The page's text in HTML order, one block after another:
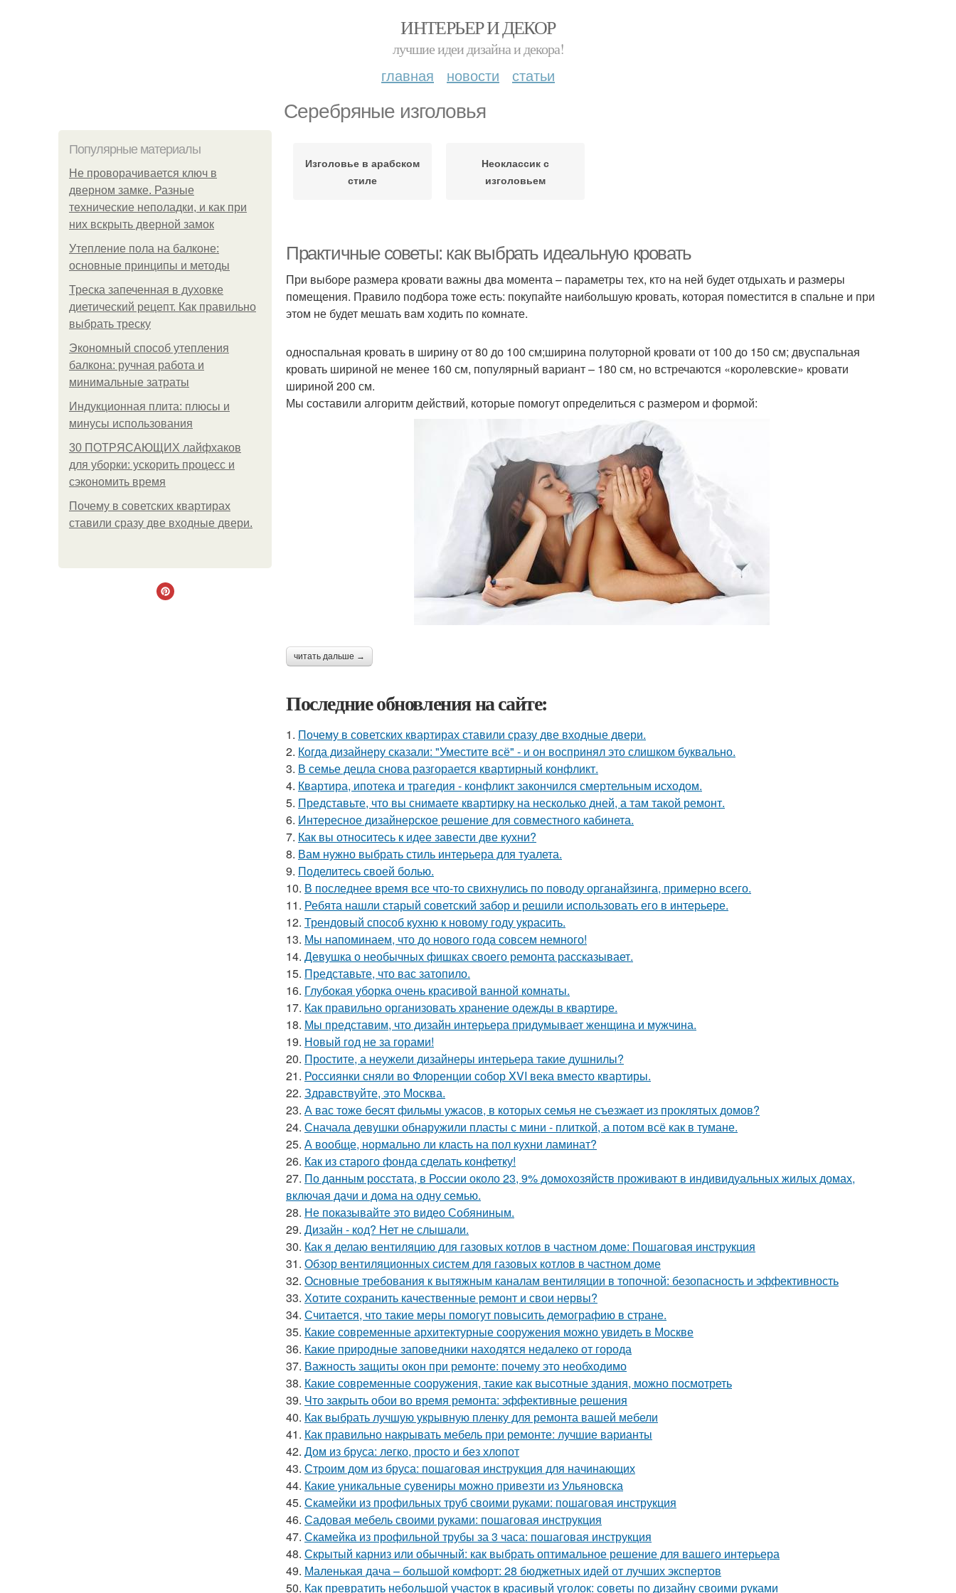
ИНТЕРЬЕР И ДЕКОР
лучшие идеи дизайна и декора!
главная новости статьи
Серебряные изголовья
Популярные материалы
Не проворачивается ключ в
дверном замке. Разные
технические неполадки, и как при
них вскрыть дверной замок
Утепление пола на балконе:
основные принципы и методы
Треска запеченная в духовке
диетический рецепт. Как правильно
выбрать треску
Экономный способ утепления
балкона: ручная работа и
минимальные затраты
Индукционная плита: плюсы и
минусы использования
30 ПОТРЯСАЮЩИХ лайфхаков
для уборки: ускорить процесс и
сэкономить время
Почему в советских квартирах
ставили сразу две входные двери.
Изголовье в арабском
стиле
Неоклассик с
изголовьем
Практичные советы: как выбрать идеальную кровать
При выборе размера кровати важны два момента – параметры тех, кто на ней будет отдыхать и размеры
помещения. Правило подбора тоже есть: покупайте наибольшую кровать, которая поместится в спальне и при
этом не будет мешать вам ходить по комнате.
односпальная кровать в ширину от 80 до 100 см;ширина полуторной кровати от 100 до 150 см; двуспальная
кровать шириной не менее 160 см, популярный вариант – 180 см, но встречаются «королевские» кровати
шириной 200 см.
Мы составили алгоритм действий, которые помогут определиться с размером и формой:
читать дальше →
Последние обновления на сайте:
1. Почему в советских квартирах ставили сразу две входные двери.
2. Когда дизайнеру сказали: "Уместите всё" - и он воспринял это слишком буквально.
3. В семье децла снова разгорается квартирный конфликт.
4. Квартира, ипотека и трагедия - конфликт закончился смертельным исходом.
5. Представьте, что вы снимаете квартирку на несколько дней, а там такой ремонт.
6. Интересное дизайнерское решение для совместного кабинета.
7. Как вы относитесь к идее завести две кухни?
8. Вам нужно выбрать стиль интерьера для туалета.
9. Поделитесь своей болью.
10. В последнее время все что-то свихнулись по поводу органайзинга, примерно всего.
11. Ребята нашли старый советский забор и решили использовать его в интерьере.
12. Трендовый способ кухню к новому году украсить.
13. Мы напоминаем, что до нового года совсем немного!
14. Девушка о необычных фишках своего ремонта рассказывает.
15. Представьте, что вас затопило.
16. Глубокая уборка очень красивой ванной комнаты.
17. Как правильно организовать хранение одежды в квартире.
18. Мы представим, что дизайн интерьера придумывает женщина и мужчина.
19. Новый год не за горами!
20. Простите, а неужели дизайнеры интерьера такие душнилы?
21. Россиянки сняли во Флоренции собор XVI века вместо квартиры.
22. Здравствуйте, это Москва.
23. А вас тоже бесят фильмы ужасов, в которых семья не съезжает из проклятых домов?
24. Сначала девушки обнаружили пласты с мини - плиткой, а потом всё как в тумане.
25. А вообще, нормально ли класть на пол кухни ламинат?
26. Как из старого фонда сделать конфетку!
27. По данным росстата, в России около 23, 9% домохозяйств проживают в индивидуальных жилых домах,
включая дачи и дома на одну семью.
28. Не показывайте это видео Собяниным.
29. Дизайн - код? Нет не слышали.
30. Как я делаю вентиляцию для газовых котлов в частном доме: Пошаговая инструкция
31. Обзор вентиляционных систем для газовых котлов в частном доме
32. Основные требования к вытяжным каналам вентиляции в топочной: безопасность и эффективность
33. Хотите сохранить качественные ремонт и свои нервы?
34. Считается, что такие меры помогут повысить демографию в стране.
35. Какие современные архитектурные сооружения можно увидеть в Москве
36. Какие природные заповедники находятся недалеко от города
37. Важность защиты окон при ремонте: почему это необходимо
38. Какие современные сооружения, такие как высотные здания, можно посмотреть
39. Что закрыть обои во время ремонта: эффективные решения
40. Как выбрать лучшую укрывную пленку для ремонта вашей мебели
41. Как правильно накрывать мебель при ремонте: лучшие варианты
42. Дом из бруса: легко, просто и без хлопот
43. Строим дом из бруса: пошаговая инструкция для начинающих
44. Какие уникальные сувениры можно привезти из Ульяновска
45. Скамейки из профильных труб своими руками: пошаговая инструкция
46. Садовая мебель своими руками: пошаговая инструкция
47. Скамейка из профильной трубы за 3 часа: пошаговая инструкция
48. Скрытый карниз или обычный: как выбрать оптимальное решение для вашего интерьера
49. Маленькая дача – большой комфорт: 28 бюджетных идей от лучших экспертов
50. Как превратить небольшой участок в красивый уголок: советы по дизайну своими руками